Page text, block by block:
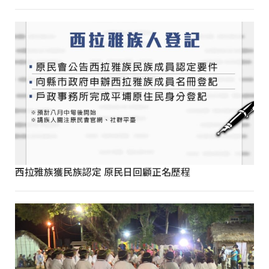
西拉雅族獲民族認定 原民日回顧正名歷程